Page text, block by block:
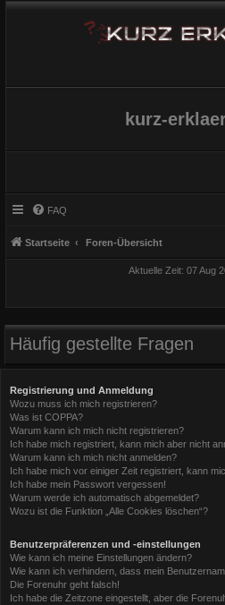
kurz-
FAQ
Startseite Foren-Übersicht
Aktuelle Zeit: 07 Aug
Häufig gestellte Fragen
Registrierung und Anmeldung
Wozu muss ich mich registrieren?
Was ist COPPA?
Warum kann ich mich nicht registrieren?
Ich habe mich registriert, kann mich aber nicht
Warum kann ich mich nicht anmelden?
Ich habe mich vor einiger Zeit registriert, kann
Ich habe mein Passwort vergessen!
Warum werde ich automatisch abgemeldet?
Wozu ist die Funktion „Alle Cookies löschen“?
Benutzerpräferenzen und -einstellungen
Wie kann ich meine Einstellungen ändern?
Wie kann ich verhindern, dass mein
Die Forenuhr geht falsch!
Ich habe die Zeitzone eingestellt, aber die